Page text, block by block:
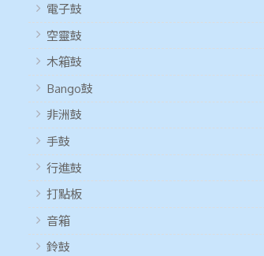
電子鼓
空靈鼓
木箱鼓
Bango鼓
非洲鼓
手鼓
行進鼓
打點板
音箱
鈴鼓